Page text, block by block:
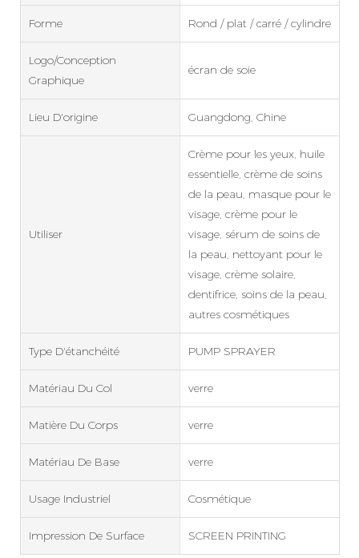
Forme Rond / plat / carré / cylindre
Logo/conception
Graphique
écran de soie
Lieu D'origine Guangdong, Chine
Utiliser
Crème pour les yeux, huile
essentielle, crème de soins
de la peau, masque pour le
visage, crème pour le
visage, sérum de soins de
la peau, nettoyant pour le
visage, crème solaire,
dentifrice, soins de la peau,
autres cosmétiques
Type D'étanchéité PUMP SPRAYER
Matériau Du Col verre
Matière Du Corps verre
Matériau De Base verre
Usage Industriel Cosmétique
Impression De Surface SCREEN PRINTING